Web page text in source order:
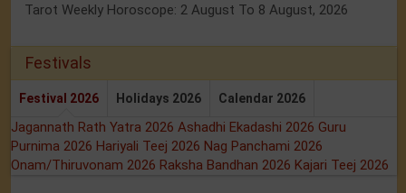
Tarot Weekly Horoscope: 2 August To 8 August, 2026
Festivals
Festival 2026 Holidays 2026 Calendar 2026
Jagannath Rath Yatra 2026 Ashadhi Ekadashi 2026 Guru
Purnima 2026 Hariyali Teej 2026 Nag Panchami 2026
Onam/Thiruvonam 2026 Raksha Bandhan 2026 Kajari Teej 2026